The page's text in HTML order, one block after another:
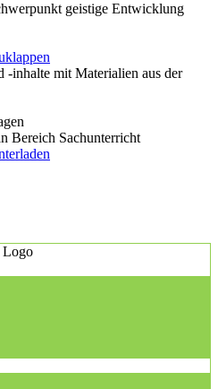
geistige Entwicklung
-inhalte mit Materialien aus der
Bereich Sachunterricht